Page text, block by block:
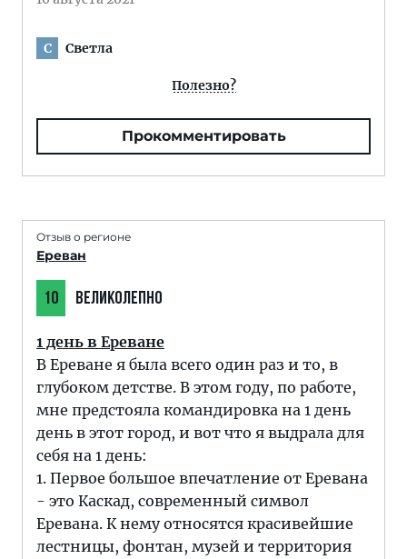
С Светла
Полезно?
Прокомментировать
Отзыв о регионе
Ереван
10 ВЕЛИКОЛЕПНО
1 день в Ереване
В Ереване я была всего один раз и то, в
глубоком детстве. В этом году, по работе,
мне предстояла командировка на 1 день
день в этот город, и вот что я выдрала для
себя на 1 день:
1. Первое большое впечатление от Еревана
- это Каскад, современный символ
Еревана. К нему относятся красивейшие
лестницы, фонтан, музей и территория